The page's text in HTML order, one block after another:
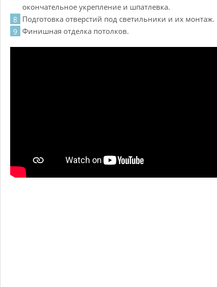
окончательное укрепление и шпатлевка.
Подготовка отверстий под светильники и их монтаж.
Финишная отделка потолков.